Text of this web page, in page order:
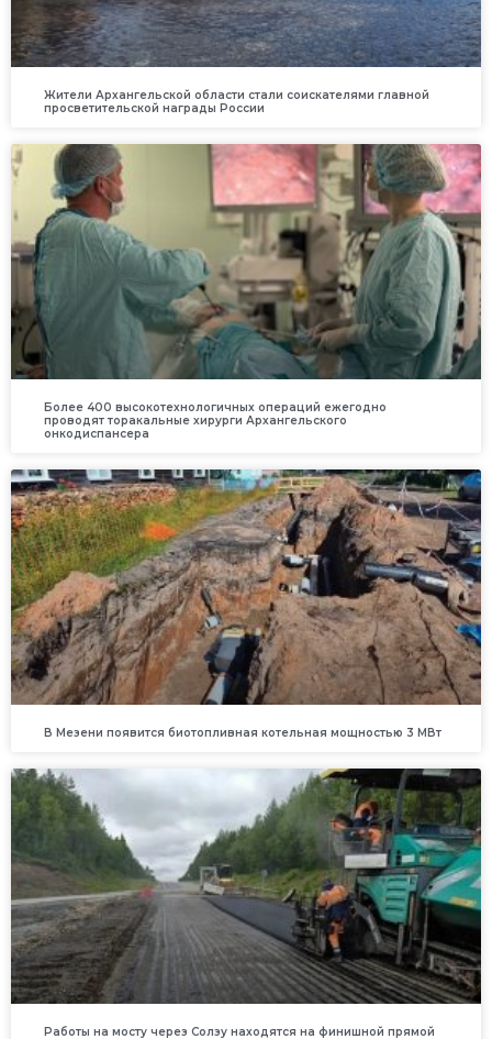
Жители Архангельской области стали соискателями главной
просветительской награды России
Более 400 высокотехнологичных операций ежегодно
проводят торакальные хирурги Архангельского
онкодиспансера
В Мезени появится биотопливная котельная мощностью 3 МВт
Работы на мосту через Солзу находятся на финишной прямой